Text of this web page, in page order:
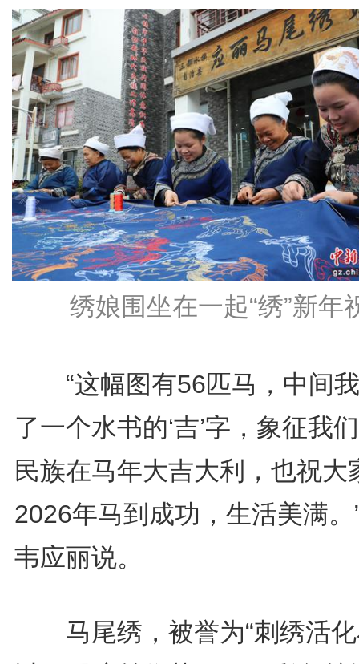
绣娘围坐在一起“绣”新年
“这幅图有56匹马，中间
了一个水书的‘吉’字，象征我
民族在马年大吉大利，也祝大
2026年马到成功，生活美满。
韦应丽说。
马尾绣，被誉为“刺绣活化